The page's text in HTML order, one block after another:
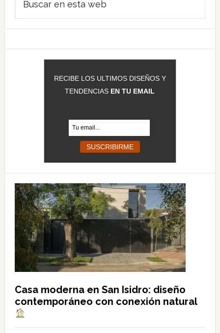
lateral
principal
RECIBE LOS ULTIMOS DISEÑOS Y
TENDENCIAS EN TU EMAIL
Casa moderna en San Isidro: diseño
contemporáneo con conexión natural